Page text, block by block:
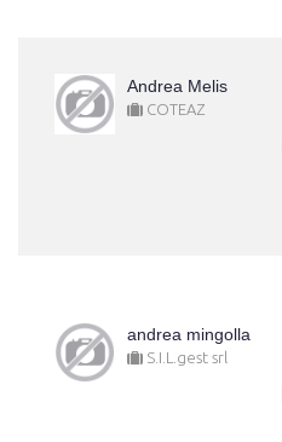
Andrea Melis
COTEAZ
andrea mingolla
S.I.L.gest srl